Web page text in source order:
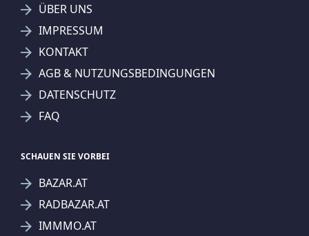
ÜBER UNS
IMPRESSUM
KONTAKT
AGB & NUTZUNGSBEDINGUNGEN
DATENSCHUTZ
FAQ
SCHAUEN SIE VORBEI
BAZAR.AT
RADBAZAR.AT
IMMMO.AT